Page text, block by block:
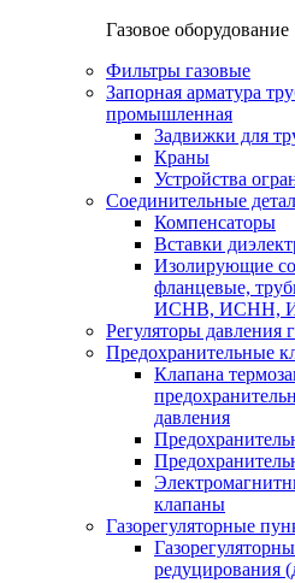
Газовое оборудование
Фильтры газовые
Запорная арматура
промышленная
Задвижки для
Краны
Устройства
Соединительные
Компенсаторы
Вставки
Изолирующие
фланцевые,
ИСНВ, ИСНН,
Регуляторы давления
Предохранительные
Клапана
давления
клапаны
Газорегуляторные
редуцирования